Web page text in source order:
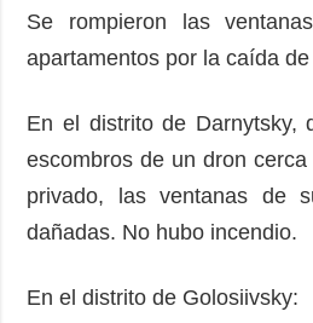
Se rompieron las
apartamentos por la caída
En el distrito de Darnytsky,
escombros de un dron
privado, las ventanas de
dañadas. No hubo incendio.
En el distrito de Golosiivsky: